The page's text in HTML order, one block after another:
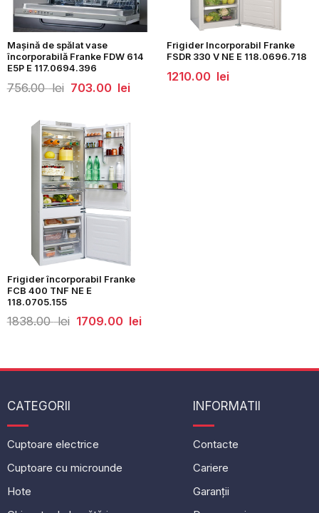
Mașină de spălat vase
încorporabilă Franke FDW 614
E5P E 117.0694.396
756.00lei Prețul
inițial
lei.
703.00 leiPrețul
curent
Frigider Incorporabil Franke
FSDR 330 V NE E 118.0696.718
1210.00 lei
Frigider încorporabil Franke
FCB 400 TNF NE E
118.0705.155
1838.00lei Prețul
inițial
1709.00 leiPrețul
curent
CATEGORII
Cuptoare electrice
Cuptoare cu microunde
Hote
INFORMATII
Contacte
Cariere
Garanții